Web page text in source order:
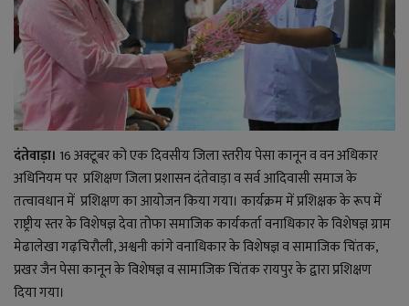
राजनीति
बिजनेस
मनोरंजन
ज्ञान विज्ञान
करिअर
वाद विवाद
दंतेवाड़ा। 16 अक्टूबर को एक दिवसीय जिला स्तरीय पेसा कानून व वन अधिकार
अधिनियम पर प्रशिक्षण जिला प्रशासन दंतेवाड़ा व सर्व आदिवासी समाज के
तत्वावधान में प्रशिक्षण का आयोजन किया गया। कार्यक्रम में प्रशिक्षक के रूप में
राष्ट्रीय स्तर के विशेषज्ञ देवा तोफा समाजिक कार्यकर्ता वनाधिकार के विशेषज्ञ ग्राम
मेढालेखा गढ़चिरौली, अश्वनी कांगे वनाधिकार के विशेषज्ञ व सामाजिक चिंतक,
प्रखर जैन पेसा कानून के विशेषज्ञ व सामाजिक चिंतक रायपुर के द्वारा प्रशिक्षण
दिया गया।